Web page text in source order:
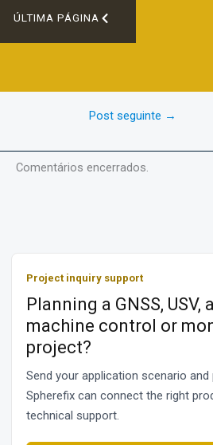
ÚLTIMA PÁGINA
Post seguinte →
Comentários encerrados.
Project inquiry support
Planning a GNSS, USV,
machine control or
project?
Send your application scenario
Spherefix can connect the right
technical support.